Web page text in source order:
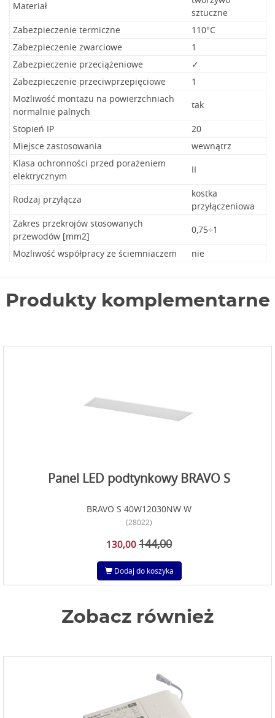
Materiał
sztuczne
Zabezpieczenie termiczne
110°C
Zabezpieczenie zwarciowe
1
Zabezpieczenie przeciążeniowe
✓
Zabezpieczenie przeciwprzepięciowe
1
Możliwość montażu na powierzchniach
normalnie palnych
tak
Stopień IP
20
Miejsce zastosowania
wewnątrz
Klasa ochronności przed porażeniem
elektrycznym
II
Rodzaj przyłącza
kostka
przyłączeniowa
Zakres przekrojów stosowanych
przewodów [mm2]
0,75÷1
Możliwość współpracy ze ściemniaczem nie
Produkty komplementarne
Panel LED podtynkowy BRAVO S
BRAVO S 40W12030NW W
(28022)
130,00 144,00
Dodaj do koszyka
Zobacz również